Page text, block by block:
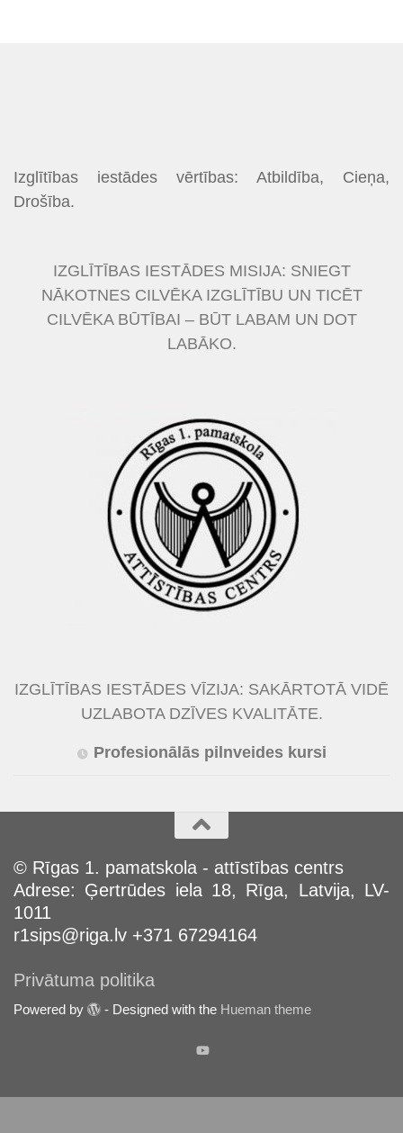
Izglītības iestādes vērtības: Atbildība, Cieņa,
Drošība.
IZGLĪTĪBAS IESTĀDES MISIJA: SNIEGT
NĀKOTNES CILVĒKA IZGLĪTĪBU UN TICĒT
CILVĒKA BŪTĪBAI – BŪT LABAM UN DOT
LABĀKO.
IZGLĪTĪBAS IESTĀDES VĪZIJA: SAKĀRTOTĀ VIDĒ
UZLABOTA DZĪVES KVALITĀTE.
Profesionālās pilnveides kursi
© Rīgas 1. pamatskola - attīstības centrs
Adrese: Ģertrūdes iela 18, Rīga, Latvija, LV-
1011
r1sips@riga.lv +371 67294164
Privātuma politika
Powered by - Designed with the Hueman theme